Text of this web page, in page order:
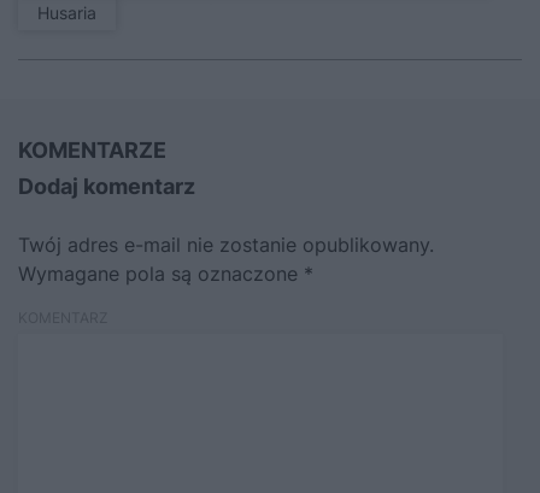
Husaria
KOMENTARZE
Dodaj komentarz
Twój adres e-mail nie zostanie opublikowany.
Wymagane pola są oznaczone *